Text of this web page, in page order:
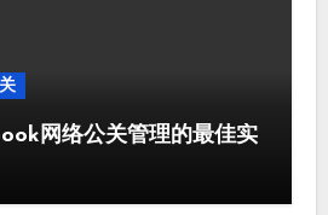
网络公关管理的最佳实